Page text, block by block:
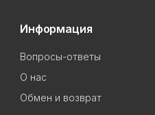
Информация
Вопросы-ответы
О нас
Обмен и возврат